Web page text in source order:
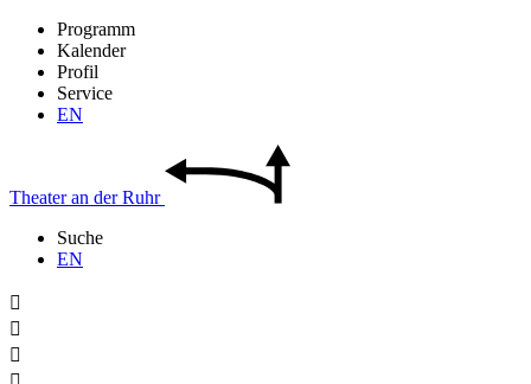
Programm
Kalender
Profil
Service
EN
Theateran derRuhr
Suche
EN


